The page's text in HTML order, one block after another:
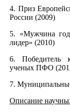
4. Приз
России (2009)
5. «Мужчина
лидер» (2010)
6. Победитель
ученых ПФО
7.
Описание